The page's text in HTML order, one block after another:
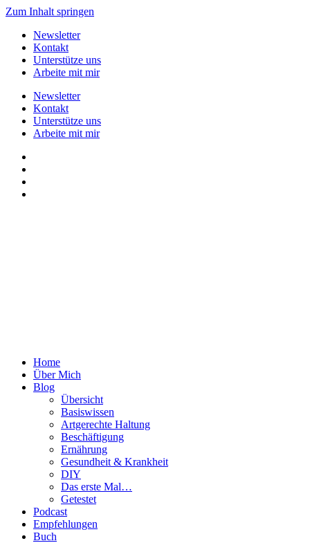
Zum Inhalt springen
Newsletter
Kontakt
Unterstütze uns
Arbeite mit mir
Newsletter
Kontakt
Unterstütze uns
Arbeite mit mir
Home
Über Mich
Blog
Übersicht
Basiswissen
Artgerechte Haltung
Beschäftigung
Ernährung
Gesundheit & Krankheit
DIY
Das erste Mal…
Getestet
Podcast
Empfehlungen
Buch